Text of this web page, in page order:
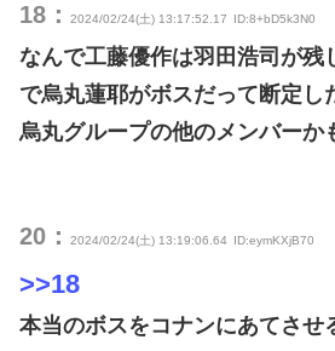
18： 2024/02/24(土) 13:17:52.17 ID:8+bD5k3N0
なんで工藤優作は羽田浩司が残
で烏丸蓮耶がボスだって断定し
烏丸グループの他のメンバーか
20： 2024/02/24(土) 13:19:06.64 ID:eymKXjB70
>>18
本当のボスをコナンにあてさせ